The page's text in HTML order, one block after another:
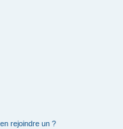
rejoindre un ?